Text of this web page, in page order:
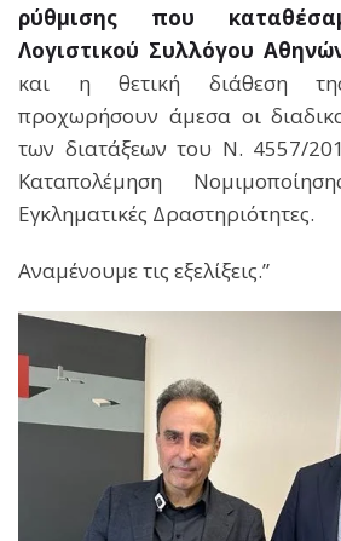
ρύθμισης που
Λογιστικού Συλλόγου
και η θετική διάθεση
προχωρήσουν άμεσα οι
των διατάξεων του Ν. 4557/
Καταπολέμηση
Εγκληματικές Δραστηριότητες.
Αναμένουμε τις εξελίξεις.”